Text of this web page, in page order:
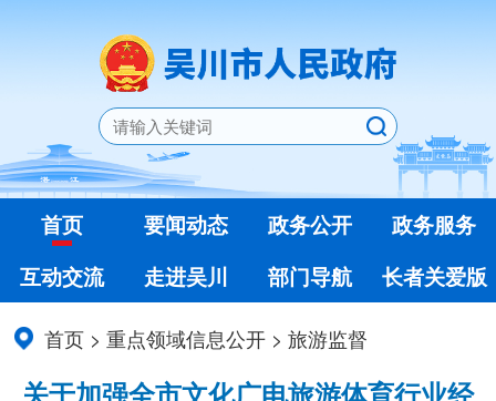
首页 要闻动态 政务公开
政务服务
互动交流
走进吴川 部门导航 长者关爱版
首页 >重点领域信息公开 >旅游监督
关于加强全市文化广电旅游体育行业经